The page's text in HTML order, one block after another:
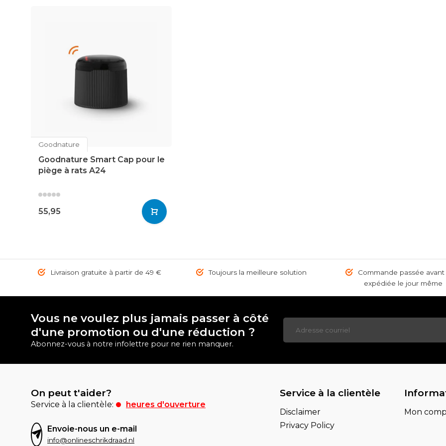
Goodnature
Goodnature Smart Cap pour le
piège à rats A24
55,95
Livraison gratuite à partir de 49 € Toujours la meilleure solution
Commande passée avant
expédiée le jour même
Vous ne voulez plus jamais passer à côté
d'une promotion ou d'une réduction ?
Abonnez-vous à notre infolettre pour ne rien manquer.
On peut t'aider?
Service à la clientèle: heures d'ouverture
Envoie-nous un e-mail
info@onlineschrikdraad.nl
Service à la clientèle
Disclaimer
Privacy Policy
Mon